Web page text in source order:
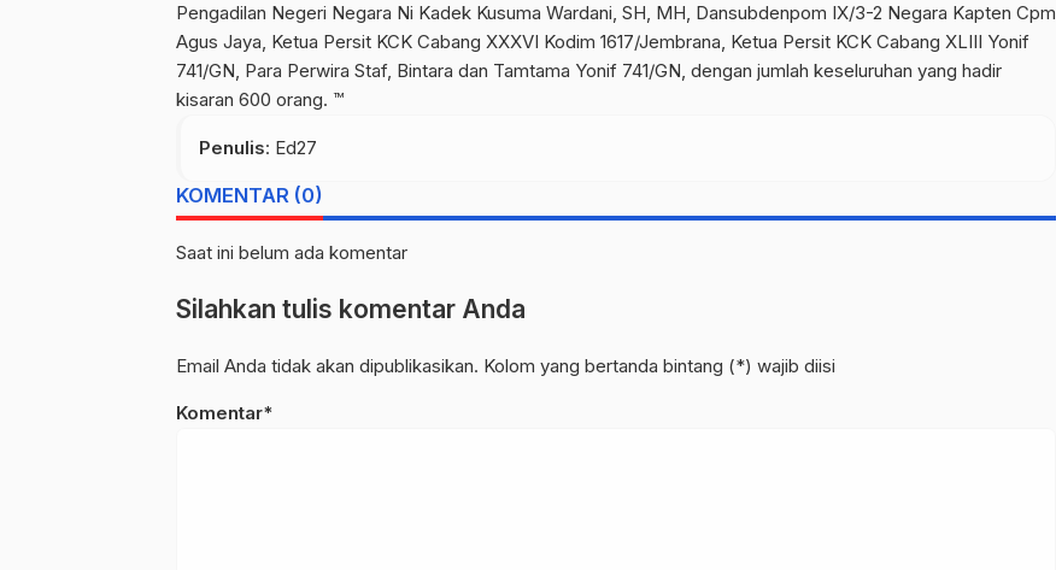
Pengadilan Negeri Negara Ni Kadek Kusuma Wardani, SH, MH, Dansubdenpom IX/3-2 Negara Kapten Cpm
Agus Jaya, Ketua Persit KCK Cabang XXXVI Kodim 1617/Jembrana, Ketua Persit KCK Cabang XLIII Yonif
741/GN, Para Perwira Staf, Bintara dan Tamtama Yonif 741/GN, dengan jumlah keseluruhan yang hadir
kisaran 600 orang. ™
Penulis: Ed27
KOMENTAR (0)
Saat ini belum ada komentar
Silahkan tulis komentar Anda
Email Anda tidak akan dipublikasikan. Kolom yang bertanda bintang (*) wajib diisi
Komentar*